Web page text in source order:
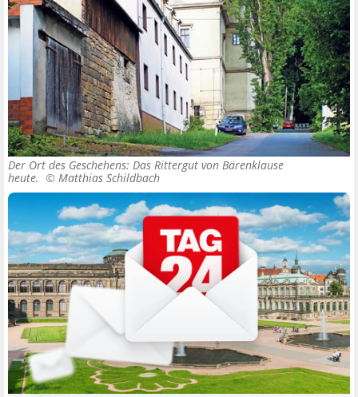
Der Ort des Geschehens: Das Rittergut von Bärenklause
heute. © Matthias Schildbach